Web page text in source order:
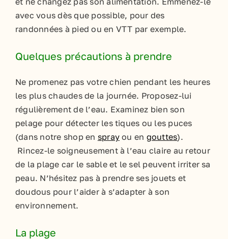
avec vous dès que possible, pour des
randonnées à pied ou en VTT par exemple.
Quelques précautions à prendre
Ne promenez pas votre chien pendant les heures
les plus chaudes de la journée. Proposez-lui
régulièrement de l’eau. Examinez bien son
pelage pour détecter les tiques ou les puces
(dans notre shop en spray ou en gouttes).
Rincez-le soigneusement à l’eau claire au retour
de la plage car le sable et le sel peuvent irriter sa
peau. N’hésitez pas à prendre ses jouets et
doudous pour l’aider à s’adapter à son
environnement.
La plage